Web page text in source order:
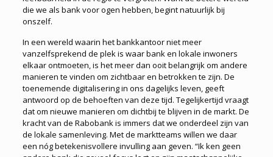
die we als bank voor ogen hebben, begint natuurlijk bij
onszelf.
In een wereld waarin het bankkantoor niet meer
vanzelfsprekend de plek is waar bank en lokale inwoners
elkaar ontmoeten, is het meer dan ooit belangrijk om andere
manieren te vinden om zichtbaar en betrokken te zijn. De
toenemende digitalisering in ons dagelijks leven, geeft
antwoord op de behoeften van deze tijd. Tegelijkertijd vraagt
dat om nieuwe manieren om dichtbij te blijven in de markt. De
kracht van de Rabobank is immers dat we onderdeel zijn van
de lokale samenleving. Met de marktteams willen we daar
een nóg betekenisvollere invulling aan geven. “Ik ken geen